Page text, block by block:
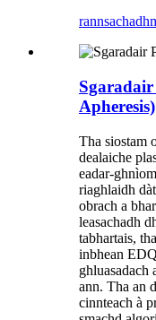
rannsachadh
Apheresis)
Tha siostam
dealaiche
eadar-
riaghlaidh
obrach a
leasachadh
tabhartais,
inbhean
ghluasadach
ann. Tha an
cinnteach à